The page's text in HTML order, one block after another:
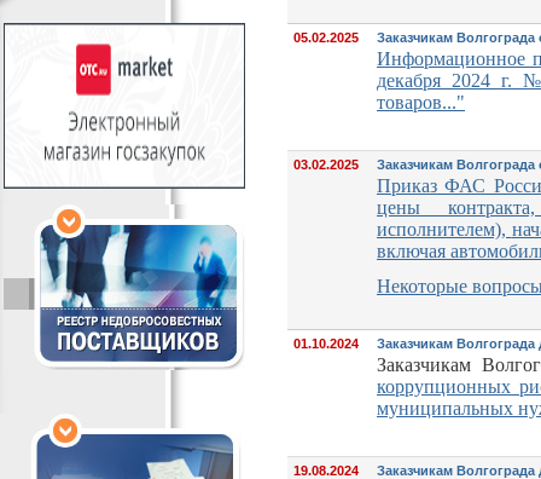
05.02.2025 Заказчикам
Информационное
декабря 2024
товаров..."
03.02.2025 Заказчикам
Приказ ФАС
цены
исполнителем),
включая
Некоторые
01.10.2024 Заказчикам
Заказчикам
коррупционных
муниципальных
19.08.2024 Заказчикам